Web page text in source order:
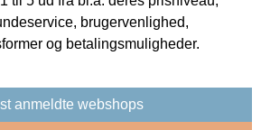
brugervenlighed,
og betalingsmuligheder.
anmeldte webshops